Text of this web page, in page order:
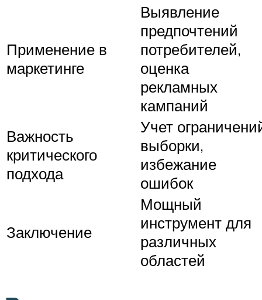
Применение в
маркетинге
Выявление
предпочтений
потребителей,
оценка
рекламных
кампаний
Важность
критического
подхода
Учет
выборки,
избежание
ошибок
Заключение
Мощный
инструмент для
различных
областей